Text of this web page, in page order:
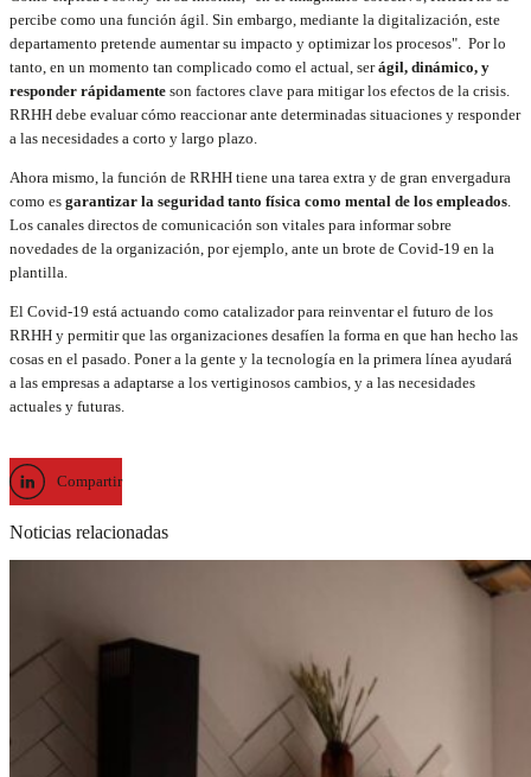
percibe como una función ágil. Sin embargo, mediante la digitalización, este
departamento pretende aumentar su impacto y optimizar los procesos". Por lo
tanto, en un momento tan complicado como el actual, serágil, dinámico, y
responder rápidamente son factores clave para mitigar los efectos de la crisis.
RRHH debe evaluar cómo reaccionar ante determinadas situaciones y responder
a las necesidades a corto y largo plazo.
Ahora mismo, la función de RRHH tiene una tarea extra y de gran envergadura
como es garantizar la seguridad tanto física como mental de los empleados
Los canales directos de comunicación son vitales para informar sobre
novedades de la organización, por ejemplo, ante un brote de Covid-19 en la
plantilla.
El Covid-19 está actuando como catalizador para reinventar el futuro de los
RRHH y permitir que las organizaciones desafíen la forma en que han hecho las
cosas en el pasado. Poner a la gente y la tecnología en la primera línea ayudará
a las empresas a adaptarse a los vertiginosos cambios, y a las necesidades
actuales y futuras.
Compartir
Noticias relacionadas